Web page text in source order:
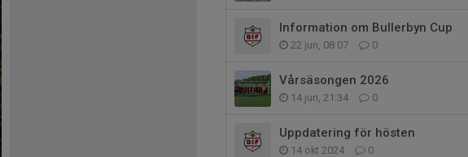
Information om Bullerbyn Cup
22 jun, 08:07 0
Vårsäsongen 2026
14 jun, 21:34 0
Uppdatering för hösten
14 okt 2024 0